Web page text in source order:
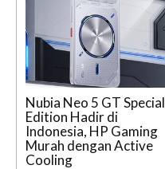
Nubia Neo 5 GT Special
Edition Hadir di
Indonesia, HP Gaming
Murah dengan Active
Cooling